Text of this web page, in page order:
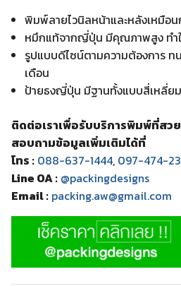
พิมพ์ลายไวนิลหน้าและหลังเหมือ
หมึกแท้จากญี่ปุ่น มีคุณภาพสูง ท
รูปแบบดีไซน์ตามความต้องการ ท
เดือน
ป้ายธงญี่ปุ่น มีฐานทั้งแบบสี่เหลี่ย
ติดต่อเราเพื่อรับบริการพิมพ์ที่สว
สอบถามข้อมูลเพิ่มเติมได้ที่
โทร : 088-637-1444, 097-474-
Line OA : @packingdesigns
Email : packing.aw@gmail.com